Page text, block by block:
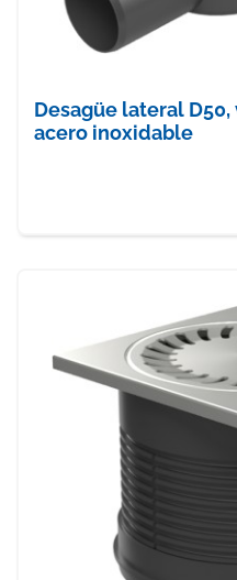
Desagüe lateral
acero inoxidable